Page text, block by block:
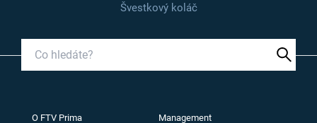
Švestkový koláč
O FTV Prima Management